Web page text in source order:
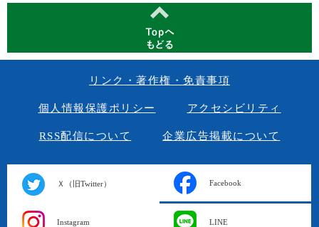
リンク・著作権・免責事項
個人情報保護ポリシー アクセシビリティ
RSS配信について 企業広告掲載について
Ｘ（旧Twitter） Facebook
Instagram LINE